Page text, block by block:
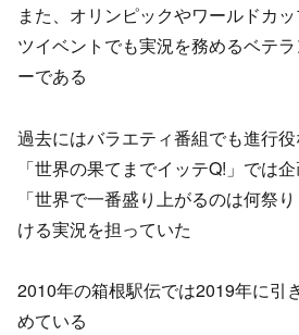
また、オリンピックやワールドカ
ツイベントでも実況を務めるベテ
ーである
過去にはバラエティ番組でも進行役
「世界の果てまでイッテQ!」では
「世界で一番盛り上がるのは何祭
ける実況を担っていた
2010年の箱根駅伝では2019年に引
めている